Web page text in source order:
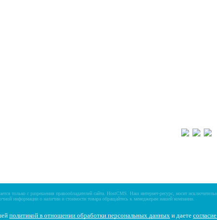
только с разрешения правообладателей сайта. HostCMS . Наш интернет-ресурс, носит
информации о наличии и стоимости товара обращайтесь к менеджерам нашей компании.
политикой в отношении обработки персональных данных и даете